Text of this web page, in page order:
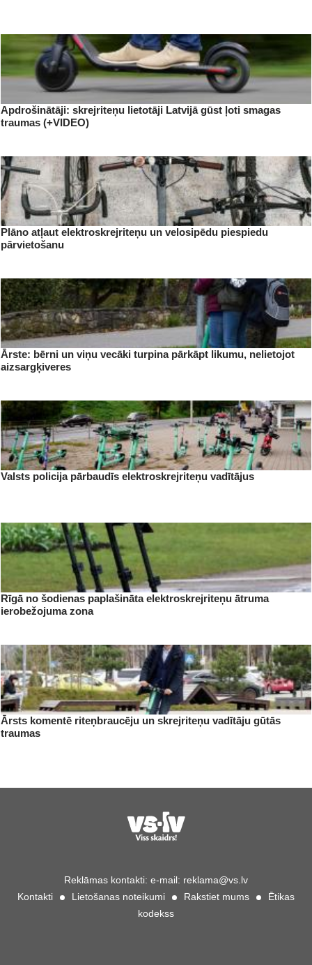
Apdrošinātāji: skrejriteņu lietotāji Latvijā gūst ļoti smagas
traumas (+VIDEO)
Plāno atļaut elektroskrejriteņu un velosipēdu piespiedu
pārvietošanu
Ārste: bērni un viņu vecāki turpina pārkāpt likumu, nelietojot
aizsargķiveres
Valsts policija pārbaudīs elektroskrejriteņu vadītājus
Rīgā no šodienas paplašināta elektroskrejriteņu ātruma
ierobežojuma zona
Ārsts komentē riteņbraucēju un skrejriteņu vadītāju gūtās
traumas
Reklāmas kontakti: e-mail: reklama@vs.lv
Kontakti
Lietošanas noteikumi Rakstiet mums
Ētikas
kodekss